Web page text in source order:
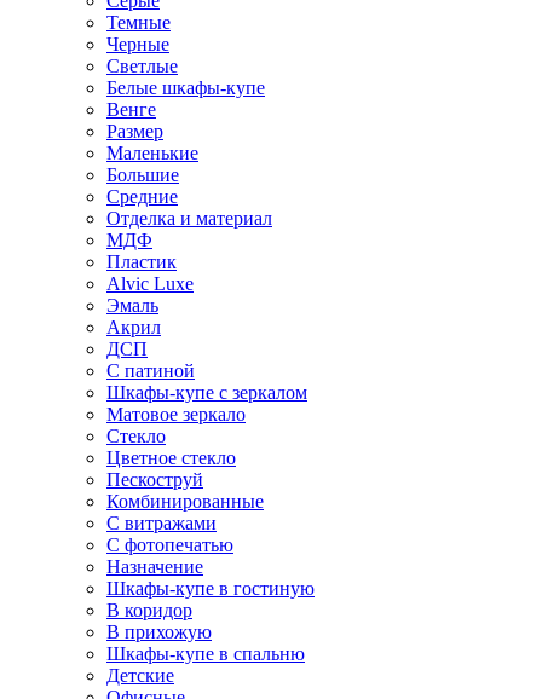
Темные
Черные
Светлые
Белые шкафы-купе
Венге
Размер
Маленькие
Большие
Средние
Отделка и материал
МДФ
Пластик
Alvic Luxe
Эмаль
Акрил
ДСП
С патиной
Шкафы-купе с зеркалом
Матовое зеркало
Стекло
Цветное стекло
Пескоструй
Комбинированные
С витражами
С фотопечатью
Назначение
Шкафы-купе в гостиную
В коридор
В прихожую
Шкафы-купе в спальню
Детские